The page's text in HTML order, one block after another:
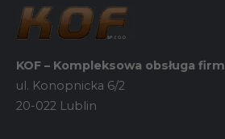
KOF – Kompleksowa obsługa firm
ul. Konopnicka 6/2
20-022 Lublin